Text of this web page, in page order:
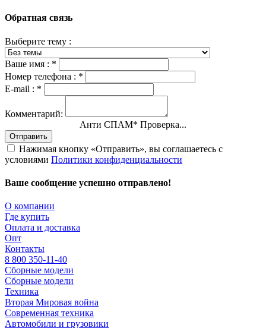
Обратная связь
Выберите тему :
Ваше имя : *
Номер телефона : *
E-mail : *
Комментарий:
Анти СПАМ* Проверка...
Отправить
Нажимая кнопку «Отправить», вы соглашаетесь с
условиями Политики конфиденциальности
Ваше сообщение успешно отправлено!
О компании
Где купить
Оплата и доставка
Опт
Контакты
8 800 350-11-40
Сборные модели
Сборные модели
Техника
Вторая Мировая война
Современная техника
Автомобили и грузовики